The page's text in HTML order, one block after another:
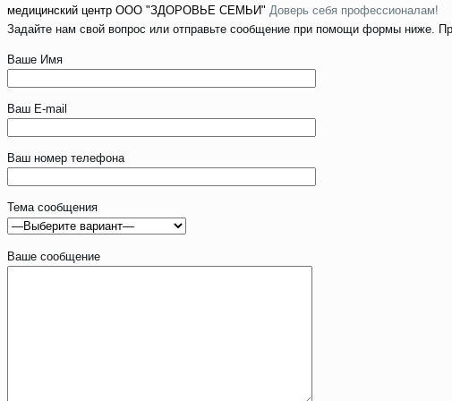
медицинский центр ООО "ЗДОРОВЬЕ СЕМЬИ" Доверь себя профессионалам!
Задайте нам свой вопрос или отправьте сообщение при помощи формы ниже.
Ваше Имя
Ваш E-mail
Ваш номер телефона
Тема сообщения
Ваше сообщение